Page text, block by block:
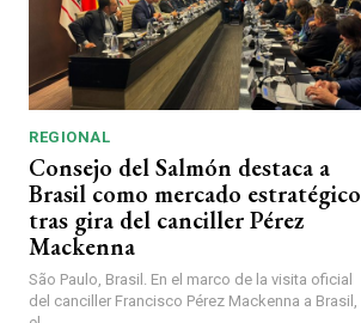
REGIONAL
Consejo del Salmón destaca a
Brasil como mercado estratégico
tras gira del canciller Pérez
Mackenna
São Paulo, Brasil. En el marco de la visita oficial
del canciller Francisco Pérez Mackenna a Brasil,